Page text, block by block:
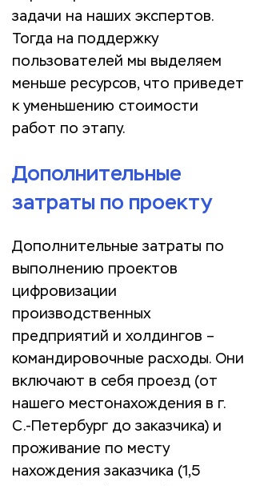
задачи на наших экспертов.
Тогда на поддержку
пользователей мы выделяем
меньше ресурсов, что приведет
к уменьшению стоимости
работ по этапу.
Дополнительные
затраты по проекту
Дополнительные затраты по
выполнению проектов
цифровизации
производственных
предприятий и холдингов –
командировочные расходы. Они
включают в себя проезд (от
нашего местонахождения в г.
С.-Петербург до заказчика) и
проживание по месту
нахождения заказчика (1,5